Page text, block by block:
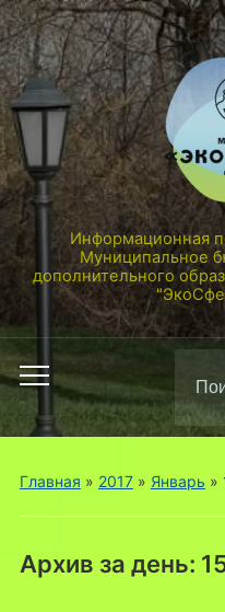
Информационная
Муниципальное
дополнительного
Переключить
мобильное
меню
по:
Главная » 2017» Январь »
Архив за день: